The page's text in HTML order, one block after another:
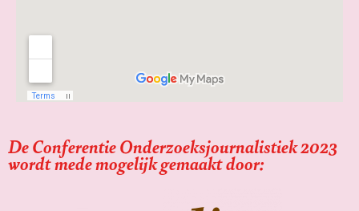
De Conferentie Onderzoeksjournalistiek 2023
wordt mede mogelijk gemaakt door: